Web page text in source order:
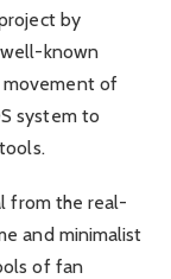
by
known
of
system to
from the real-
and minimalist
of fan